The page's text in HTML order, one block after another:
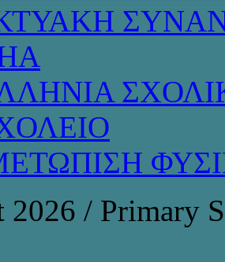
2026 / Primary